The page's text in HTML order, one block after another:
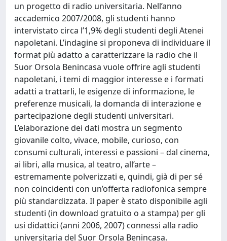
un progetto di radio universitaria. Nell’anno
accademico 2007/2008, gli studenti hanno
intervistato circa l’1,9% degli studenti degli Atenei
napoletani. L’indagine si proponeva di individuare il
format più adatto a caratterizzare la radio che il
Suor Orsola Benincasa vuole offrire agli studenti
napoletani, i temi di maggior interesse e i formati
adatti a trattarli, le esigenze di informazione, le
preferenze musicali, la domanda di interazione e
partecipazione degli studenti universitari.
L’elaborazione dei dati mostra un segmento
giovanile colto, vivace, mobile, curioso, con
consumi culturali, interessi e passioni – dal cinema,
ai libri, alla musica, al teatro, all’arte –
estremamente polverizzati e, quindi, già di per sé
non coincidenti con un’offerta radiofonica sempre
più standardizzata. Il paper è stato disponibile agli
studenti (in download gratuito o a stampa) per gli
usi didattici (anni 2006, 2007) connessi alla radio
universitaria del Suor Orsola Benincasa.